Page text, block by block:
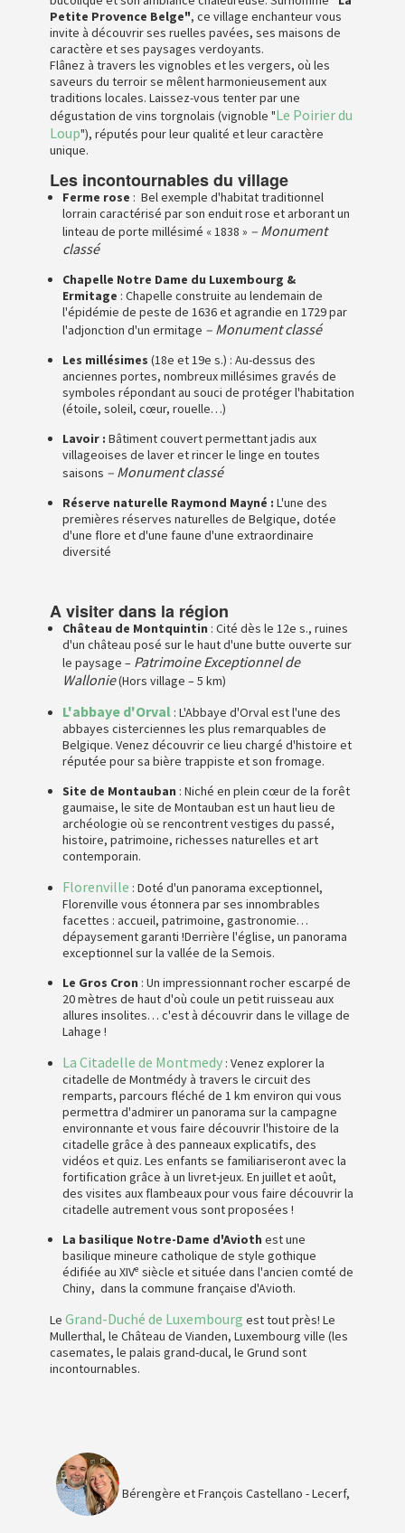
Petite Provence Belge", ce village enchanteur vous
invite à découvrir ses ruelles pavées, ses maisons de
caractère et ses paysages verdoyants.
Flânez à travers les vignobles et les vergers, où les
saveurs du terroir se mêlent harmonieusement aux
traditions locales. Laissez-vous tenter par une
dégustation de vins torgnolais (vignoble "Le Poirier du
Loup"), réputés pour leur qualité et leur caractère
unique.
Les incontournables du village
Ferme rose : Bel exemple d'habitat traditionnel
lorrain caractérisé par son enduit rose et arborant un
linteau de porte millésimé « 1838 » – Monument
classé
Chapelle Notre Dame du Luxembourg &
Ermitage : Chapelle construite au lendemain de
l'épidémie de peste de 1636 et agrandie en 1729 par
l'adjonction d'un ermitage – Monument classé
Les millésimes (18e et 19e s.) : Au-dessus des
anciennes portes, nombreux millésimes gravés de
symboles répondant au souci de protéger l'habitation
(étoile, soleil, cœur, rouelle…)
Lavoir : Bâtiment couvert permettant jadis aux
villageoises de laver et rincer le linge en toutes
saisons – Monument classé
Réserve naturelle Raymond Mayné : L'une des
premières réserves naturelles de Belgique, dotée
d'une flore et d'une faune d'une extraordinaire
diversité
A visiter dans la région
Château de Montquintin : Cité dès le 12e s., ruines
d'un château posé sur le haut d'une butte ouverte sur
le paysage – Patrimoine Exceptionnel de
Wallonie(Hors village – 5 km)
L'abbaye d'Orval : L'Abbaye d'Orval est l'une des
abbayes cisterciennes les plus remarquables de
Belgique. Venez découvrir ce lieu chargé d'histoire et
réputée pour sa bière trappiste et son fromage.
Site de Montauban : Niché en plein cœur de la forêt
gaumaise, le site de Montauban est un haut lieu de
archéologie où se rencontrent vestiges du passé,
histoire, patrimoine, richesses naturelles et art
contemporain.
Florenville : Doté d'un panorama exceptionnel,
Florenville vous étonnera par ses innombrables
facettes : accueil, patrimoine, gastronomie…
dépaysement garanti !Derrière l'église, un panorama
exceptionnel sur la vallée de la Semois.
Le Gros Cron : Un impressionnant rocher escarpé de
20 mètres de haut d'où coule un petit ruisseau aux
allures insolites… c'est à découvrir dans le village de
Lahage !
La Citadelle de Montmedy : Venez explorer la
citadelle de Montmédy à travers le circuit des
remparts, parcours fléché de 1 km environ qui vous
permettra d'admirer un panorama sur la campagne
environnante et vous faire découvrir l'histoire de la
citadelle grâce à des panneaux explicatifs, des
vidéos et quiz. Les enfants se familiariseront avec la
fortification grâce à un livret-jeux. En juillet et août,
des visites aux flambeaux pour vous faire découvrir la
citadelle autrement vous sont proposées !
La basilique Notre-Dame d'Avioth est une
basilique mineure catholique de style gothique
édifiée au XIVᵉ siècle et située dans l'ancien comté de
Chiny, dans la commune française d'Avioth.
Le Grand-Duché de Luxembourg est tout près! Le
Mullerthal, le Château de Vianden, Luxembourg ville (les
casemates, le palais grand-ducal, le Grund sont
incontournables.
Bérengère et François Castellano - Lecerf,